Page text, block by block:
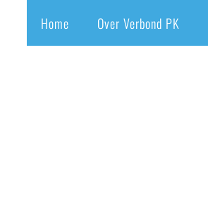
Home Over Verbond PK